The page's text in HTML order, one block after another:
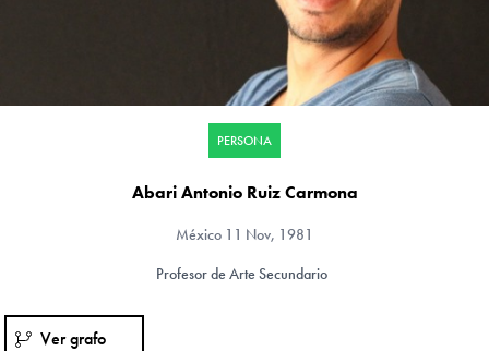
PERSONA
Abari Antonio Ruiz Carmona
México 11 Nov, 1981
Profesor de Arte Secundario
Ver grafo